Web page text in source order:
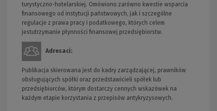
turystyczno-hotelarskiej. Omówiono zarówno kwestie wsparcia
finansowego od instytucji państwowych, jak i szczególne
regulacje z prawa pracy i podatkowego, których celem
jestutrzymanie płynności finansowej przedsiębiorstw.
Adresaci:
Publikacja skierowana jest do kadry zarządzającej, prawników
obsługujących spółki oraz przedstawicieli spółek lub
przedsiębiorców, którym dostarczy cennych wskazówek na
każdym etapie korzystania z przepisów antykryzysowych.